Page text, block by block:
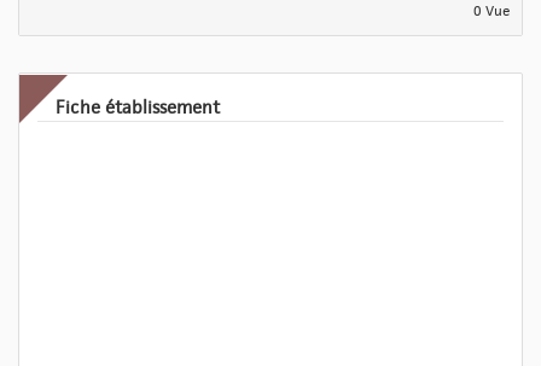
0 Vue
Fiche établissement